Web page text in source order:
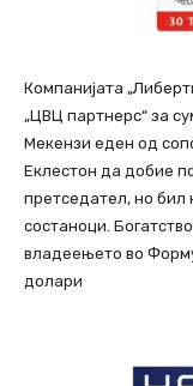
Компанијата
„ЦВЦ партнерс“ за
Мекензи еден од
Еклестон да добие
претседател, но бил
состаноци.
владеењето во
долари